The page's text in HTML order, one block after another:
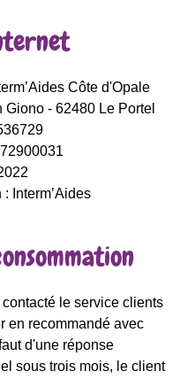
Côte d'Opale
- 62480 Le Portel
Interm’Aides
le service clients
en recommandé avec
d'une réponse
sous trois mois, le client